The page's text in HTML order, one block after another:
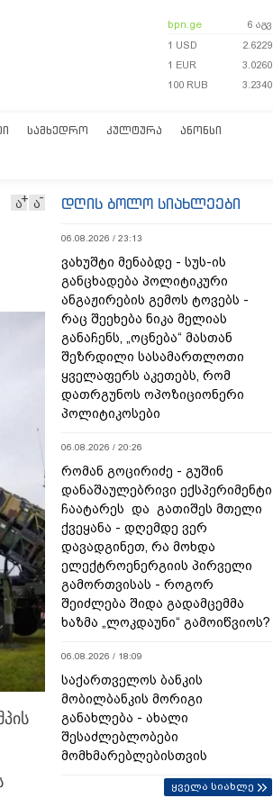
bpn.ge 6 აგვ
1 USD
2.6229
1 EUR
3.0260
100 RUB
3.2340
ᲡᲐᲛᲮᲔᲓᲠᲝ ᲙᲣᲚᲢᲣᲠᲐ ᲐᲜᲝᲜᲡᲘ
ა ა დღის ბოლო სიახლეები
06.08.2026 / 23:13
ვახუშტი მენაბდე - სუს-ის
განცხადება პოლიტიკური
ანგაჟირების გემოს ტოვებს -
რაც შეეხება ნიკა მელიას
განაჩენს, „ოცნება“ მასთან
შეზრდილი სასამართლოთი
ყველაფერს აკეთებს, რომ
დათრგუნოს ოპოზიციონერი
პოლიტიკოსები
06.08.2026 / 20:26
რომან გოცირიძე - გუშინ
დანაშაულებრივი ექსპერიმენტი
ჩაატარეს და გათიშეს მთელი
ქვეყანა - დღემდე ვერ
დავადგინეთ, რა მოხდა
ელექტროენერგიის პირველი
გამორთვისას - როგორ
შეიძლება შიდა გადამცემმა
ხაზმა „ლოკდაუნი“ გამოიწვიოს?
06.08.2026 / 18:09
საქართველოს ბანკის
მობილბანკის მორიგი
განახლება - ახალი
შესაძლებლობები
მომხმარებლებისთვის
ყველა სიახლე